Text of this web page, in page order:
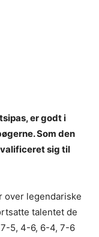
er godt i
Som den
sig til
over legendariske
talentet de
5, 4-6, 6-4, 7-6